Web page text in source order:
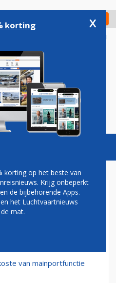
Check in
Vacatures
en nieuwe
van mainportfunctie
korting x
korting op het beste van
Krijg onbeperkt
de bijbehorende Apps.
het Luchtvaartnieuws
mat.